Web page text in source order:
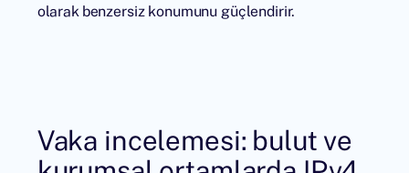
olarak benzersiz konumunu güçlendirir.
Vaka incelemesi: bulut ve